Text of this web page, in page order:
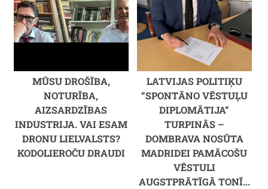
MŪSU DROŠĪBA,
NOTURĪBA,
AIZSARDZĪBAS
INDUSTRIJA. VAI ESAM
DRONU LIELVALSTS?
KODOLIEROČU DRAUDI
LATVIJAS POLITIĶU
“SPONTĀNO VĒSTUĻU
DIPLOMĀTIJA”
TURPINĀS –
DOMBRAVA NOSŪTA
MADRIDEI PAMĀCOŠU
VĒSTULI
AUGSTPRĀTĪGĀ TONĪ...